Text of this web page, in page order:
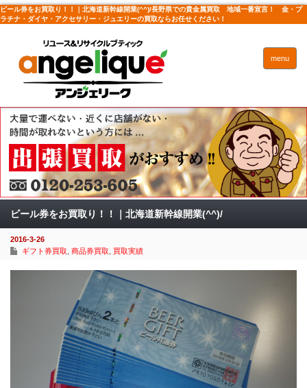
ビール券をお買取り！！｜北海道新幹線開業(^^)/長野県での貴金属買取 地域一番宣言！ 金・プ
ラチナ・ダイヤ・アクセサリー・ジュエリーの買取ならお任せください！
menu
ビール券をお買取り！！｜北海道新幹線開業(^^)/
2016-3-26
ギフト券買取 商品券買取 買取実績